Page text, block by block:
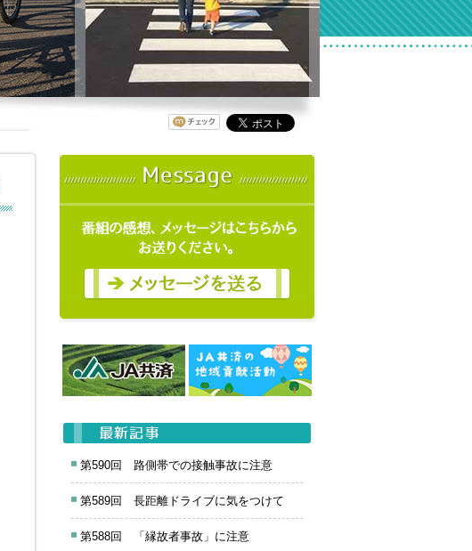
第590回 路側帯での接触事故に注意
第589回 長距離ドライブに気をつけて
第588回 「縁故者事故」に注意